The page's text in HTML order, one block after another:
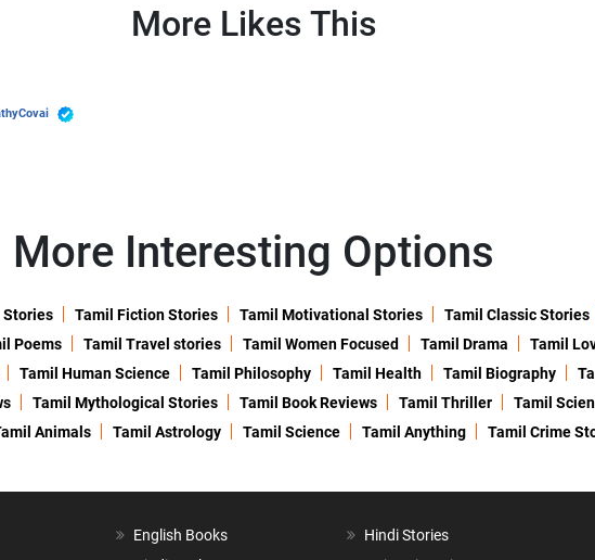
More Likes This
More Interesting Options
Tamil Fiction Stories Tamil Motivational Stories Tamil Classic Stories
Poems Tamil Travel stories Tamil Women Focused Tamil Drama Tamil
Tamil Human Science Tamil Philosophy Tamil Health Tamil Biography
Tamil Mythological Stories Tamil Book Reviews Tamil Thriller Tamil
Animals Tamil Astrology Tamil Science Tamil Anything Tamil Crime
English Books
Hindi Stories